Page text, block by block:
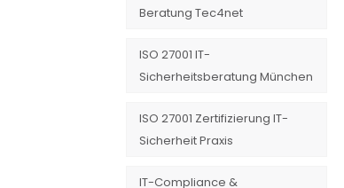
Beratung Tec4net
ISO 27001 IT-
Sicherheitsberatung München
ISO 27001 Zertifizierung IT-
Sicherheit Praxis
IT-Compliance &